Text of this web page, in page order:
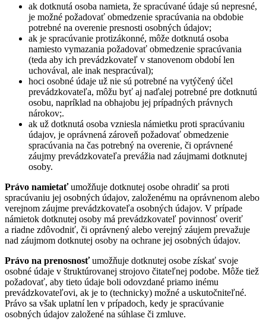
ak dotknutá osoba namieta, že spracúvané údaje sú nepresné,
je možné požadovať obmedzenie spracúvania na obdobie
potrebné na overenie presnosti osobných údajov;
ak je spracúvanie protizákonné, môže dotknutá osoba
namiesto vymazania požadovať obmedzenie spracúvania
(teda aby ich prevádzkovateľ v stanovenom období len
uchovával, ale inak nespracúval);
hoci osobné údaje už nie sú potrebné na vytýčený účel
prevádzkovateľa, môžu byť aj naďalej potrebné pre dotknutú
osobu, napríklad na obhajobu jej prípadných právnych
nárokov;.
ak už dotknutá osoba vzniesla námietku proti spracúvaniu
údajov, je oprávnená zároveň požadovať obmedzenie
spracúvania na čas potrebný na overenie, či oprávnené
záujmy prevádzkovateľa prevážia nad záujmami dotknutej
osoby.
Právo namietaťumožňuje dotknutej osobe ohradiť sa proti
spracúvaniu jej osobných údajov, založenému na oprávnenom alebo
verejnom záujme prevádzkovateľa osobných údajov. V prípade
námietok dotknutej osoby má prevádzkovateľ povinnosť overiť
a riadne zdôvodniť, či oprávnený alebo verejný záujem prevažuje
nad záujmom dotknutej osoby na ochrane jej osobných údajov.
Právo na prenosnosťumožňuje dotknutej osobe získať svoje
osobné údaje v štruktúrovanej strojovo čitateľnej podobe. Môže tiež
požadovať, aby tieto údaje boli odovzdané priamo inému
prevádzkovateľovi, ak je to (technicky) možné a uskutočniteľné.
Právo sa však uplatní len v prípadoch, kedy je spracúvanie
osobných údajov založené na súhlase či zmluve.